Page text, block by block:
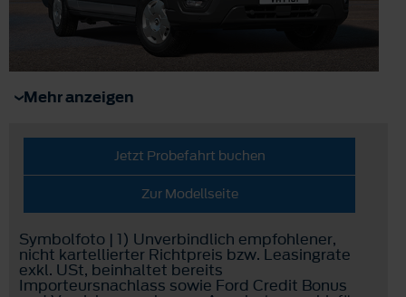
Mehr anzeigen
Jetzt Probefahrt buchen
Zur Modellseite
Symbolfoto | 1) Unverbindlich empfohlener,
nicht kartellierter Richtpreis bzw. Leasingrate
exkl. USt, beinhaltet bereits
Importeursnachlass sowie Ford Credit Bonus